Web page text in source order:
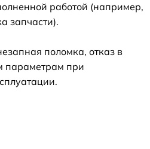
работой (например,
запчасти).
поломка, отказ в
параметрам при